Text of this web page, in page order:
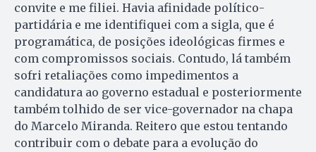
convite e me filiei. Havia afinidade político-
partidária e me identifiquei com a sigla, que é
programática, de posições ideológicas firmes e
com compromissos sociais. Contudo, lá também
sofri retaliações como impedimentos a
candidatura ao governo estadual e posteriormente
também tolhido de ser vice-governador na chapa
do Marcelo Miranda. Reitero que estou tentando
contribuir com o debate para a evolução do